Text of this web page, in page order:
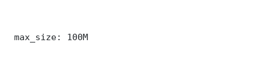
max_size: 100M